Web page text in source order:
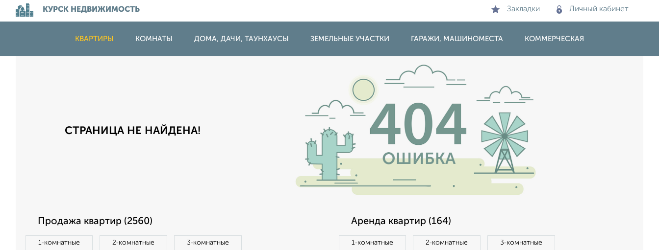
КУРСК НЕДВИЖИМОСТЬ Закладки Личный кабинет
КВАРТИРЫ КОМНАТЫ ДОМА, ДАЧИ, ТАУНХАУСЫ ЗЕМЕЛЬНЫЕ УЧАСТКИ ГАРАЖИ, МАШИНОМЕСТА КОММЕРЧЕСКАЯ
СТРАНИЦА НЕ НАЙДЕНА!
Продажа квартир (2560)
1‑комнатные 2‑комнатные 3‑комнатные
Аренда квартир (164)
1‑комнатные 2‑комнатные 3‑комнатные